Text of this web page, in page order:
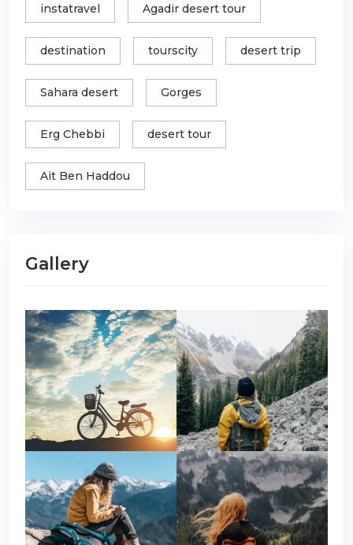
instatravel Agadir desert tour
destination tourscity desert trip
Sahara desert Gorges
Erg Chebbi desert tour
Ait Ben Haddou
Gallery